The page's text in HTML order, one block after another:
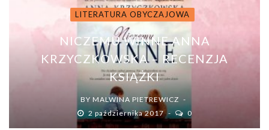
LITERATURA OBYCZAJOWA
NICZEMU WINNE ANNA
KRZYCZKOWSKA – RECENZJA
KSIĄŻKI
BY MALWINA PIETREWICZ
2 października 2017
0